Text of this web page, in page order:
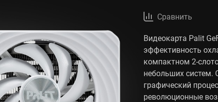
Сравнить
Видеокарта Palit
эффективность
компактном 2-
небольших систем.
графический
революционные